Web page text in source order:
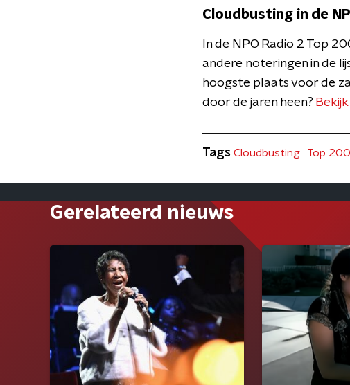
Cloudbusting in de
In de NPO Radio 2 Top
andere noteringen in de
hoogste plaats voor de
door de jaren heen?
Tags Cloudbusting Top
Gerelateerd nieuws